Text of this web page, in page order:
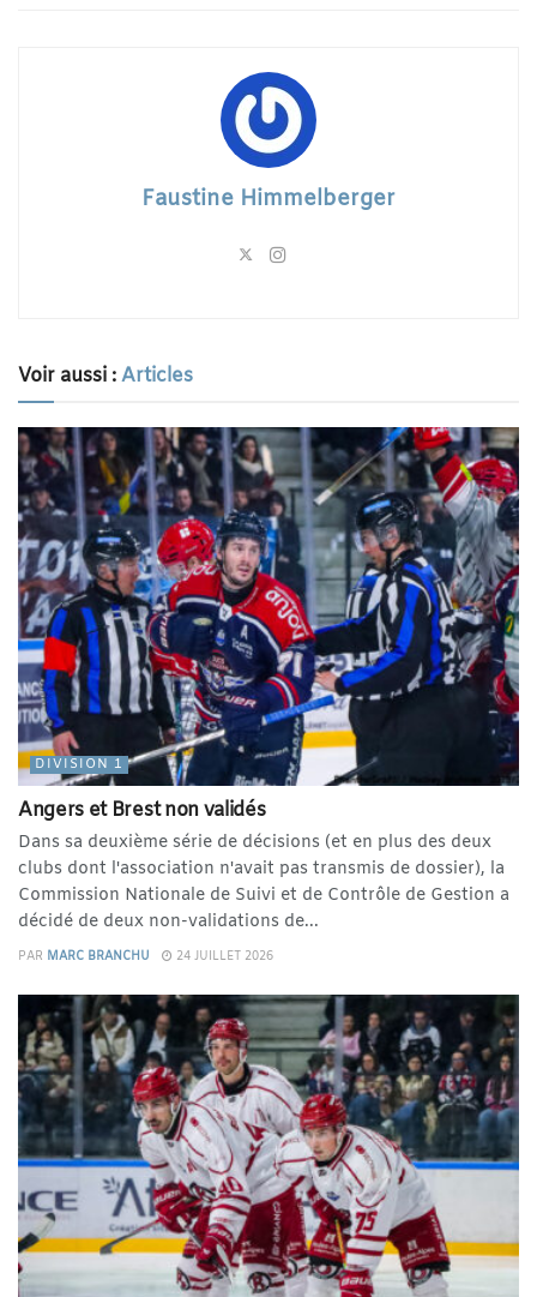
Faustine Himmelberger
Voir aussi :Articles
DIVISION 1
Angers et Brest non validés
Dans sa deuxième série de décisions (et en plus des deux
clubs dont l'association n'avait pas transmis de dossier), la
Commission Nationale de Suivi et de Contrôle de Gestion a
décidé de deux non-validations de...
PAR MARC BRANCHU 24 JUILLET 2026